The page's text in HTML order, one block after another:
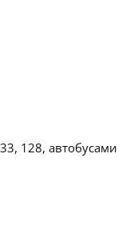
128, автобусами